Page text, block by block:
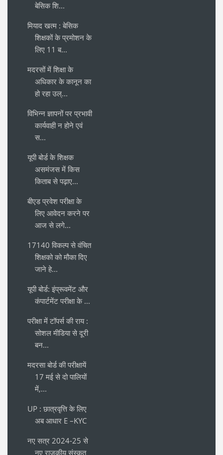
बेसिक शि...
मियाद खत्म : बेसिक
शिक्षकों के प्रमोशन के
लिए 11 ब...
मदरसों में शिक्षा के
अधिकार के कानून का
हो रहा उल्...
विभिन्न ज्ञापनों पर प्रभावी
कार्यवाही न होने एवं
स...
यूपी बोर्ड के शिक्षक
असमंजस में किस
किताब से पढ़ाए...
बीएड प्रवेश परीक्षा के
लिए आवेदन करने पर
आज से लगे...
17140 विकल्प से वंचित
शिक्षको को मौका दिए
जाने हे...
यूपी बोर्ड: इंप्रूवमेंट और
कंपार्टमेंट परीक्षा के ...
परीक्षा में टॉपर्स की राय :
सोशल मीडिया से दूरी
बन...
मदरसा बोर्ड की परीक्षायें
17 मई से दो पालियों
में,...
UP : छात्रवृत्ति के लिए
अब आधार E –KYC
नए सत्र 2024-25 से
नए राजकीय संस्कृत